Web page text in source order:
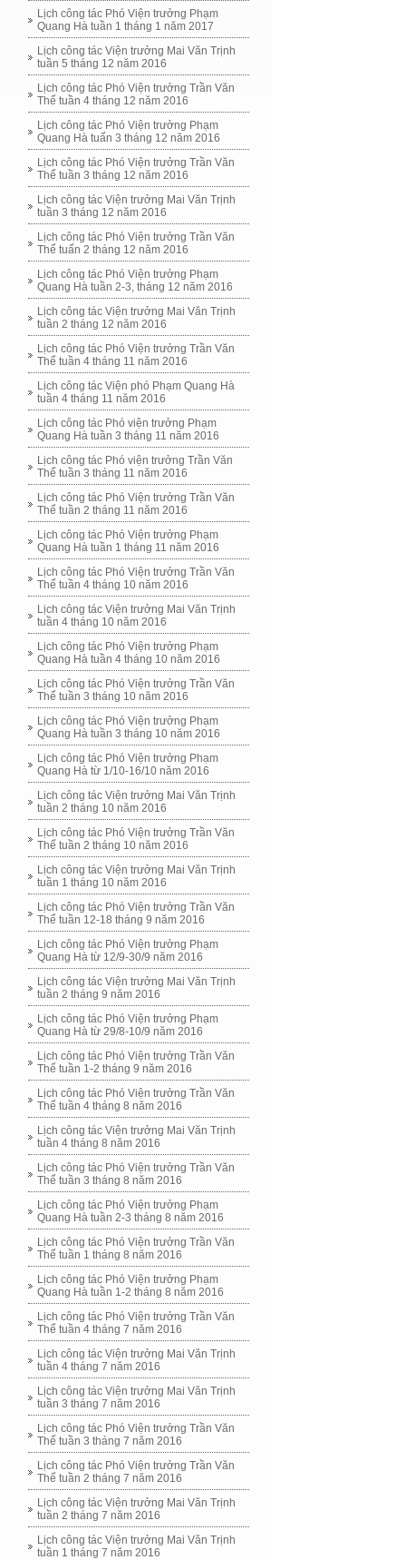
Lịch công tác Phó Viện trưởng Phạm
Quang Hà tuần 1 tháng 1 năm 2017
Lịch công tác Viện trưởng Mai Văn Trịnh
tuần 5 tháng 12 năm 2016
Lịch công tác Phó Viện trưởng Trần Văn
Thể tuần 4 tháng 12 năm 2016
Lịch công tác Phó Viện trưởng Phạm
Quang Hà tuấn 3 tháng 12 năm 2016
Lịch công tác Phó Viện trưởng Trần Văn
Thể tuần 3 tháng 12 năm 2016
Lịch công tác Viện trưởng Mai Văn Trịnh
tuần 3 tháng 12 năm 2016
Lịch công tác Phó Viện trưởng Trần Văn
Thể tuấn 2 tháng 12 năm 2016
Lịch công tác Phó Viện trưởng Phạm
Quang Hà tuần 2-3, tháng 12 năm 2016
Lịch công tác Viện trưởng Mai Văn Trịnh
tuần 2 tháng 12 năm 2016
Lịch công tác Phó Viện trưởng Trần Văn
Thể tuần 4 tháng 11 năm 2016
Lịch công tác Viện phó Phạm Quang Hà
tuần 4 tháng 11 năm 2016
Lịch công tác Phó viện trưởng Phạm
Quang Hà tuần 3 tháng 11 năm 2016
Lịch công tác Phó viện trưởng Trần Văn
Thể tuần 3 tháng 11 năm 2016
Lịch công tác Phó Viện trưởng Trần Văn
Thể tuần 2 tháng 11 năm 2016
Lịch công tác Phó Viện trưởng Phạm
Quang Hà tuần 1 tháng 11 năm 2016
Lịch công tác Phó Viện trưởng Trần Văn
Thể tuần 4 tháng 10 năm 2016
Lịch công tác Viện trưởng Mai Văn Trịnh
tuần 4 tháng 10 năm 2016
Lịch công tác Phó Viện trưởng Phạm
Quang Hà tuần 4 tháng 10 năm 2016
Lịch công tác Phó Viện trưởng Trần Văn
Thể tuần 3 tháng 10 năm 2016
Lịch công tác Phó Viện trưởng Phạm
Quang Hà tuần 3 tháng 10 năm 2016
Lịch công tác Phó Viện trưởng Phạm
Quang Hà từ 1/10-16/10 năm 2016
Lịch công tác Viện trưởng Mai Văn Trịnh
tuần 2 tháng 10 năm 2016
Lịch công tác Phó Viện trưởng Trần Văn
Thể tuần 2 tháng 10 năm 2016
Lịch công tác Viện trưởng Mai Văn Trịnh
tuần 1 tháng 10 năm 2016
Lịch công tác Phó Viện trưởng Trần Văn
Thể tuần 12-18 tháng 9 năm 2016
Lịch công tác Phó Viện trưởng Phạm
Quang Hà từ 12/9-30/9 năm 2016
Lịch công tác Viện trưởng Mai Văn Trịnh
tuần 2 tháng 9 năm 2016
Lịch công tác Phó Viện trưởng Phạm
Quang Hà từ 29/8-10/9 năm 2016
Lịch công tác Phó Viện trưởng Trần Văn
Thể tuần 1-2 tháng 9 năm 2016
Lịch công tác Phó Viện trưởng Trần Văn
Thể tuần 4 tháng 8 năm 2016
Lịch công tác Viện trưởng Mai Văn Trịnh
tuần 4 tháng 8 năm 2016
Lịch công tác Phó Viện trưởng Trần Văn
Thể tuần 3 tháng 8 năm 2016
Lịch công tác Phó Viện trưởng Phạm
Quang Hà tuần 2-3 tháng 8 năm 2016
Lịch công tác Phó Viện trưởng Trần Văn
Thể tuần 1 tháng 8 năm 2016
Lịch công tác Phó Viện trưởng Phạm
Quang Hà tuần 1-2 tháng 8 năm 2016
Lịch công tác Phó Viện trưởng Trần Văn
Thể tuần 4 tháng 7 năm 2016
Lịch công tác Viện trưởng Mai Văn Trịnh
tuần 4 tháng 7 năm 2016
Lịch công tác Viện trưởng Mai Văn Trịnh
tuần 3 tháng 7 năm 2016
Lịch công tác Phó Viện trưởng Trần Văn
Thể tuần 3 tháng 7 năm 2016
Lịch công tác Phó Viện trưởng Trần Văn
Thể tuần 2 tháng 7 năm 2016
Lịch công tác Viện trưởng Mai Văn Trịnh
tuần 2 tháng 7 năm 2016
Lịch công tác Viện trưởng Mai Văn Trịnh
tuần 1 tháng 7 năm 2016